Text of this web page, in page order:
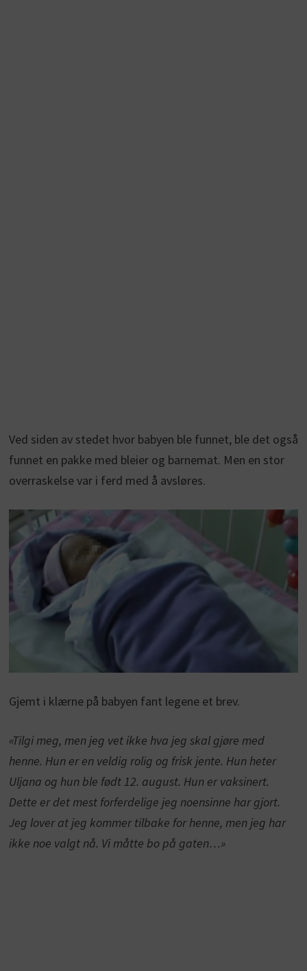
Ved siden av stedet hvor babyen ble funnet, ble det også
funnet en pakke med bleier og barnemat. Men en stor
overraskelse var i ferd med å avsløres.
Gjemt i klærne på babyen fant legene et brev.
«Tilgi meg, men jeg vet ikke hva jeg skal gjøre med
henne. Hun er en veldig rolig og frisk jente. Hun heter
Uljana og hun ble født 12. august. Hun er vaksinert.
Dette er det mest forferdelige jeg noensinne har gjort.
Jeg lover at jeg kommer tilbake for henne, men jeg har
ikke noe valgt nå. Vi måtte bo på gaten…»